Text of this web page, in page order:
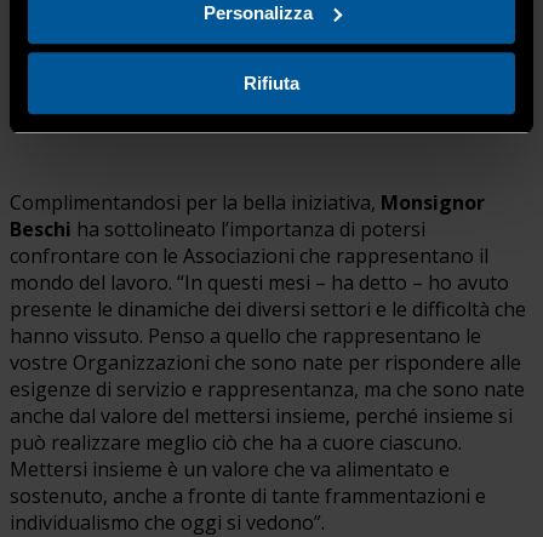
Personalizza
Rifiuta
Complimentandosi per la bella iniziativa, Monsignor
Beschi ha sottolineato l’importanza di potersi
confrontare con le Associazioni che rappresentano il
mondo del lavoro. “In questi mesi – ha detto – ho avuto
presente le dinamiche dei diversi settori e le difficoltà che
hanno vissuto. Penso a quello che rappresentano le
vostre Organizzazioni che sono nate per rispondere alle
esigenze di servizio e rappresentanza, ma che sono nate
anche dal valore del mettersi insieme, perché insieme si
può realizzare meglio ciò che ha a cuore ciascuno.
Mettersi insieme è un valore che va alimentato e
sostenuto, anche a fronte di tante frammentazioni e
individualismo che oggi si vedono”.